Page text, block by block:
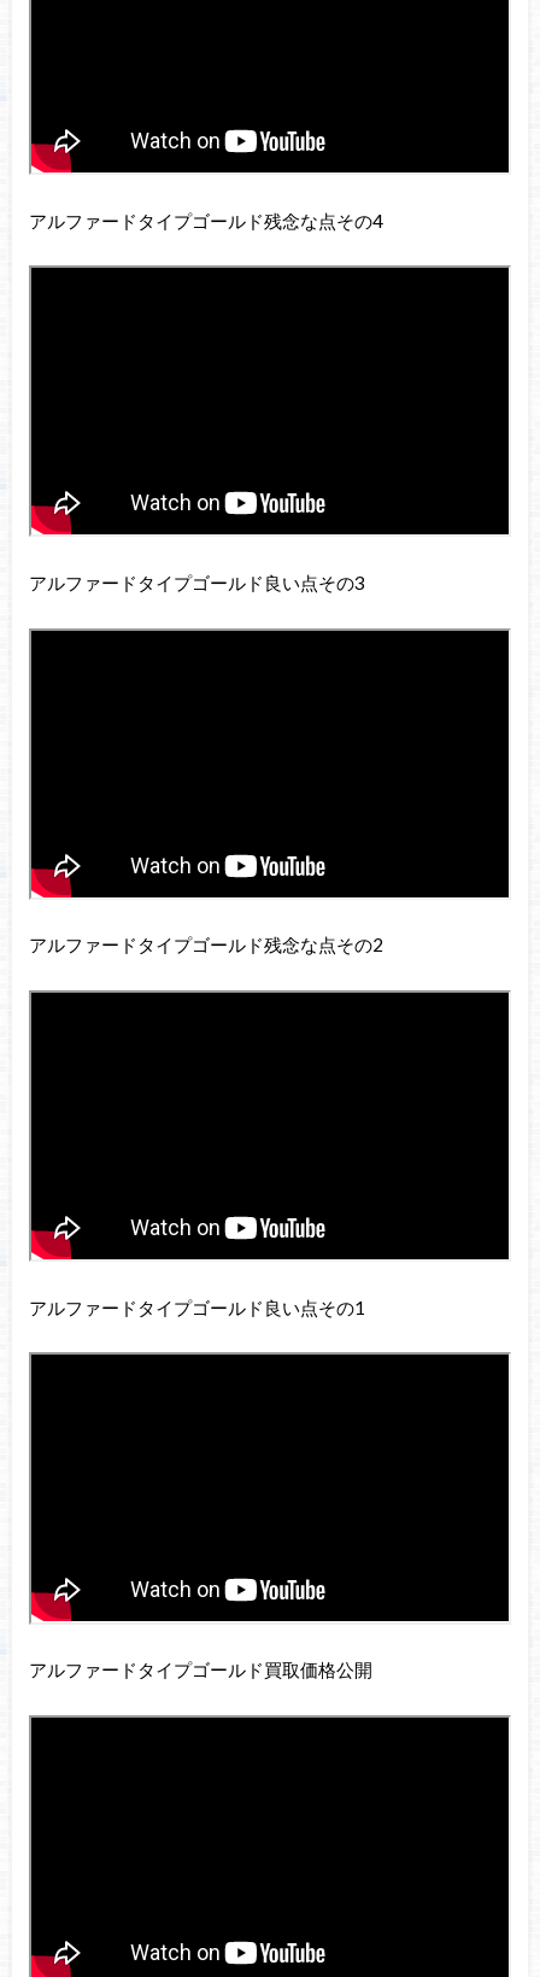
アルファードタイプゴールド残念な点その4
アルファードタイプゴールド良い点その3
アルファードタイプゴールド残念な点その2
アルファードタイプゴールド良い点その1
アルファードタイプゴールド買取価格公開